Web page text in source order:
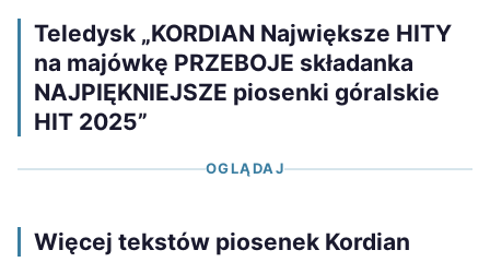
Teledysk „KORDIAN Największe HITY
na majówkę PRZEBOJE składanka
NAJPIĘKNIEJSZE piosenki góralskie
HIT 2025”
OGLĄDAJ
Więcej tekstów piosenek Kordian